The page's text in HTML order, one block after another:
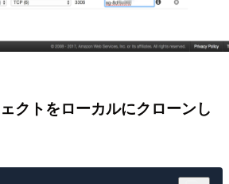
クトをローカルにクローンし